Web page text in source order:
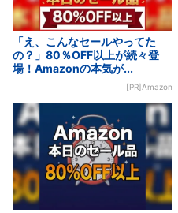
「え、こんなセールやってた
の？」80％OFF以上が続々登
場！Amazonの本気が...
[PR]Amazon